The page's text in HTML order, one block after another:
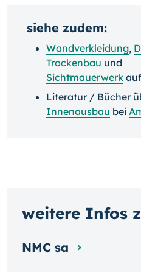
siehe zudem:
Wandverkleidung,
Trockenbau und
Sichtmauerwerk auf
Literatur / Bücher
Innenausbau bei
weitere Infos
NMC sa